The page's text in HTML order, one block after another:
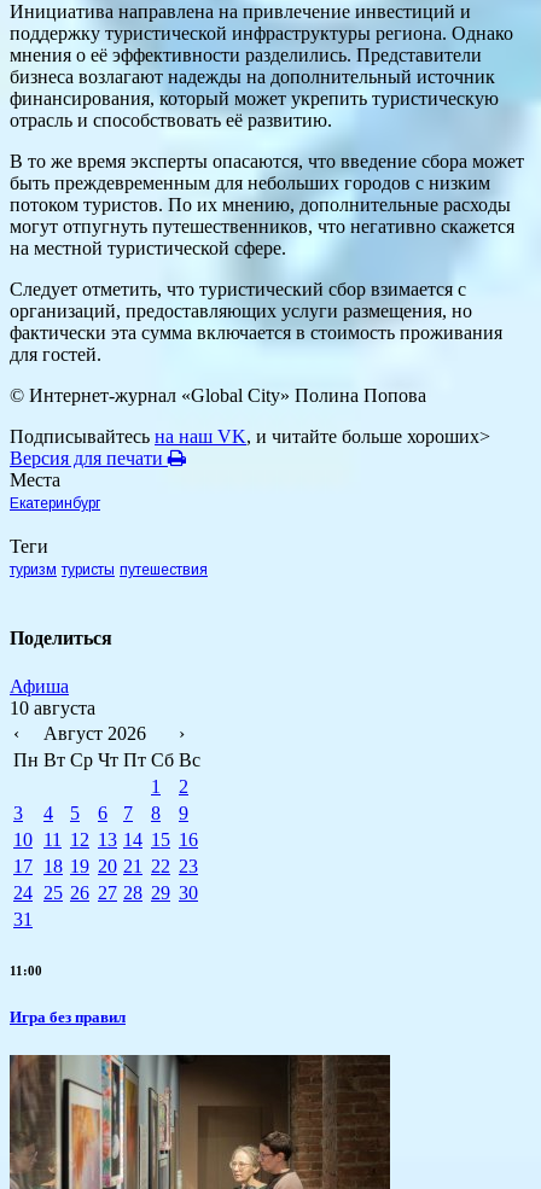
Инициатива направлена на привлечение инвестиций и
поддержку туристической инфраструктуры региона. Однако
мнения о её эффективности разделились. Представители
бизнеса возлагают надежды на дополнительный источник
финансирования, который может укрепить туристическую
отрасль и способствовать её развитию.
В то же время эксперты опасаются, что введение сбора может
быть преждевременным для небольших городов с низким
потоком туристов. По их мнению, дополнительные расходы
могут отпугнуть путешественников, что негативно скажется
на местной туристической сфере.
Следует отметить, что туристический сбор взимается с
организаций, предоставляющих услуги размещения, но
фактически эта сумма включается в стоимость проживания
для гостей.
© Интернет-журнал «Global City» Полина Попова
Подписывайтесь на наш VK, и читайте больше хороших>
Версия для печати
Места
Екатеринбург
Теги
туризм туристы путешествия
Поделиться
Афиша
10 августа
‹
Август 2026
›
Пн Вт Ср Чт Пт Сб Вс
1
2
3
4 5 6 7 8
9
10 11 12 13 14 15 16
17 18 19 20 21 22 23
24 25 26 27 28 29 30
31
11:00
​Игра без правил